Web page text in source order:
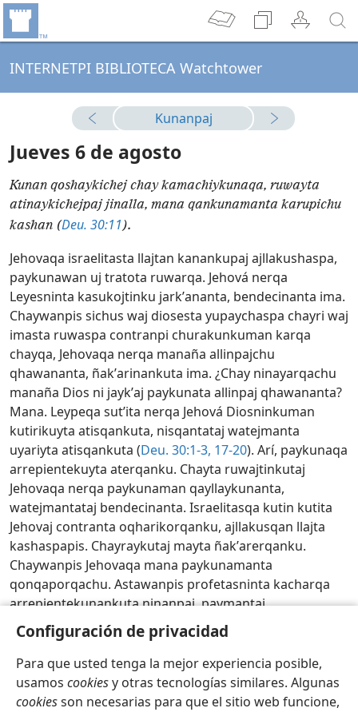
Configuración de privacidad
Para que usted tenga la mejor experiencia posible,
usamos cookiesy otras tecnologías similares. Algunas
cookiesson necesarias para que el sitio web funcione,
INTERNETPI BIBLIOTECA Watchtower
Kunanpaj
Jueves 6 de agosto
Kunan qoshaykichej chay kamachiykunaqa, ruwayta
atinaykichejpaj jinalla, mana qankunamanta karupichu
kashan (Deu. 30:11).
Jehovaqa israelitasta llajtan kanankupaj ajllakushaspa,
paykunawan uj tratota ruwarqa. Jehová nerqa
Leyesninta kasukojtinku jarkʼananta, bendecinanta ima.
Chaywanpis sichus waj diosesta yupaychaspa chayri waj
imasta ruwaspa contranpi churakunkuman karqa
chayqa, Jehovaqa nerqa manaña allinpajchu
qhawananta, ñakʼarinankuta ima. ¿Chay ninayarqachu
manaña Dios ni jaykʼaj paykunata allinpaj qhawananta?
Mana. Leypeqa sutʼita nerqa Jehová Diosninkuman
kutirikuyta atisqankuta, nisqantataj watejmanta
uyariyta atisqankuta (Deu. 30:1-3, 17-20). Arí, paykunaqa
arrepientekuyta aterqanku. Chayta ruwajtinkutaj
Jehovaqa nerqa paykunaman qayllaykunanta,
watejmantataj bendecinanta. Israelitasqa kutin kutita
Jehovaj contranta oqharikorqanku, ajllakusqan llajta
kashaspapis. Chayraykutaj mayta ñakʼarerqanku.
Chaywanpis Jehovaqa mana paykunamanta
qonqaporqachu. Astawanpis profetasninta kacharqa
arrepientekunankuta ninanpaj, paymantaj
kutirikunankuta ninanpaj ( 2 Rey. 17:13, 14
9 párrs. 4, 5
Diospa Palabranta sapa día estudiana 2026
Quechua (Bolivia) Wajman apachinapajConfiguración